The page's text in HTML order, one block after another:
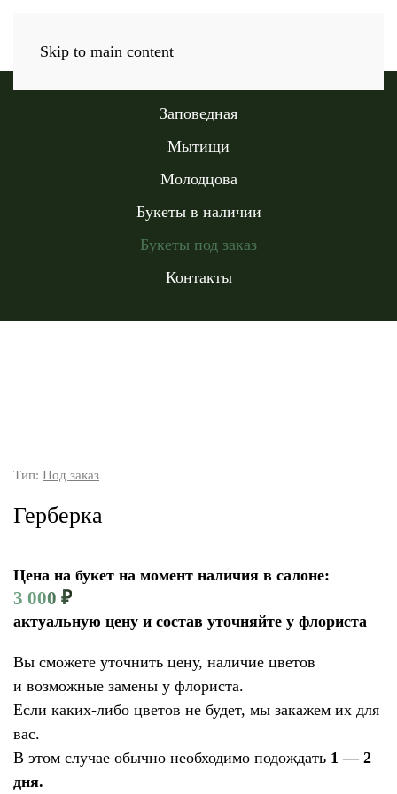
Skip to main content
Заповедная
Мытищи
Молодцова
Букеты в наличии
Букеты под заказ
Контакты
Тип: Под заказ
Герберка
Цена на букет на момент наличия в салоне:
3 000 ₽
актуальную цену и состав уточняйте у флориста
Вы сможете уточнить цену, наличие цветов
и возможные замены у флориста.
Если каких-либо цветов не будет, мы закажем их для
вас.
В этом случае обычно необходимо подождать 1 — 2
дня.